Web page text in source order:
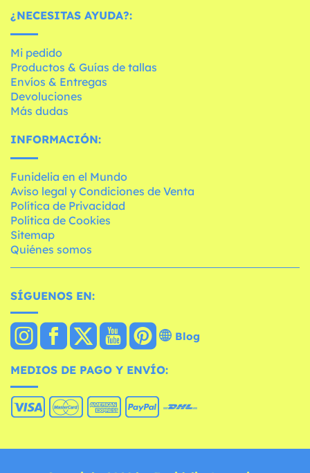
¿NECESITAS AYUDA?:
Mi pedido
Productos & Guías de tallas
Envíos & Entregas
Devoluciones
Más dudas
INFORMACIÓN:
Funidelia en el Mundo
Aviso legal y Condiciones de Venta
Política de Privacidad
Política de Cookies
Sitemap
Quiénes somos
SÍGUENOS EN:
Blog
MEDIOS DE PAGO Y ENVÍO: